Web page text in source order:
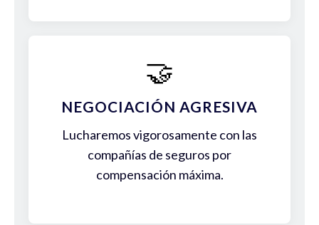
🤝
NEGOCIACIÓN AGRESIVA
Lucharemos vigorosamente con las
compañías de seguros por
compensación máxima.